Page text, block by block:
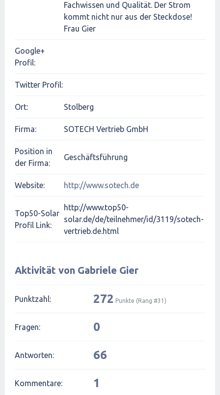
Fachwissen und Qualität. Der Strom
kommt nicht nur aus der Steckdose!
Frau Gier
Google+
Profil:
Twitter Profil:
Ort: Stolberg
Firma: SOTECH Vertrieb GmbH
Position in
der Firma:
Geschäftsführung
Website: http://www.sotech.de
Top50-Solar
Profil Link:
http://www.top50-
solar.de/de/teilnehmer/id/3119/sotech-
vertrieb.de.html
Aktivität von Gabriele Gier
Punktzahl: 272 Punkte (Rang #31 )
Fragen: 0
Antworten: 66
Kommentare: 1